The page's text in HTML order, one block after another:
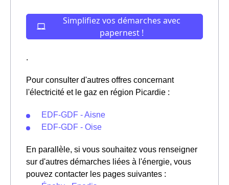
.
Pour consulter d'autres offres concernant
l'électricité et le gaz en région Picardie :
EDF-GDF - Aisne
EDF-GDF - Oise
En parallèle, si vous souhaitez vous renseigner
sur d'autres démarches liées à l'énergie, vous
pouvez contacter les pages suivantes :